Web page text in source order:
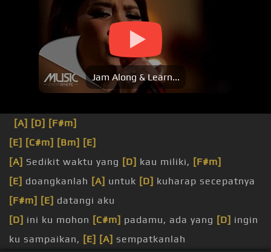
Jam Along & Learn...
[A] [D] [F#m]
[E] [C#m] [Bm] [E]
[A] Sedikit waktu yang [D] kau miliki, [F#m]
[E] doangkanlah [A] untuk [D] kuharap secepatnya
[F#m] [E] datangi aku
[D] ini ku mohon [C#m] padamu, ada yang [D] ingin
ku sampaikan, [E] [A] sempatkanlah